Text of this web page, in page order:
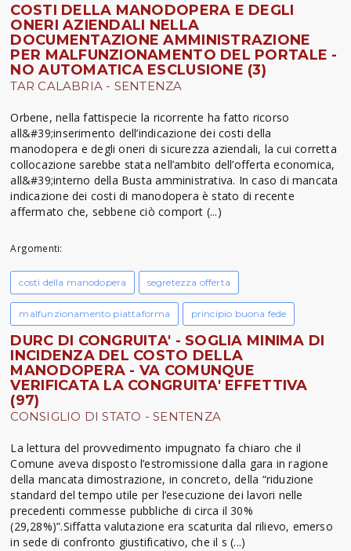
COSTI DELLA MANODOPERA E DEGLI
ONERI AZIENDALI NELLA
DOCUMENTAZIONE AMMINISTRAZIONE
PER MALFUNZIONAMENTO DEL PORTALE -
NO AUTOMATICA ESCLUSIONE (3)
TAR CALABRIA - SENTENZA
Orbene, nella fattispecie la ricorrente ha fatto ricorso
all&#39;inserimento dell’indicazione dei costi della
manodopera e degli oneri di sicurezza aziendali, la cui corretta
collocazione sarebbe stata nell’ambito dell’offerta economica,
all&#39;interno della Busta amministrativa. In caso di mancata
indicazione dei costi di manodopera è stato di recente
affermato che, sebbene ciò comport (...)
Argomenti:
costi della manodopera segretezza offerta
malfunzionamento piattaforma principio buona fede
DURC DI CONGRUITA' - SOGLIA MINIMA DI
INCIDENZA DEL COSTO DELLA
MANODOPERA - VA COMUNQUE
VERIFICATA LA CONGRUITA' EFFETTIVA
(97)
CONSIGLIO DI STATO - SENTENZA
La lettura del provvedimento impugnato fa chiaro che il
Comune aveva disposto l’estromissione dalla gara in ragione
della mancata dimostrazione, in concreto, della “riduzione
standard del tempo utile per l’esecuzione dei lavori nelle
precedenti commesse pubbliche di circa il 30%
(29,28%)”.Siffatta valutazione era scaturita dal rilievo, emerso
in sede di confronto giustificativo, che il s (...)